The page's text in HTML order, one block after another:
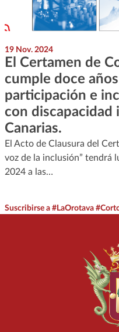
19 Nov. 2024
El Certamen de
cumple doce
participación e
con discapacidad
Canarias.
El Acto de Clausura del
voz de la inclusión” tendrá
2024 a las…
Suscribirse a #LaOrotava